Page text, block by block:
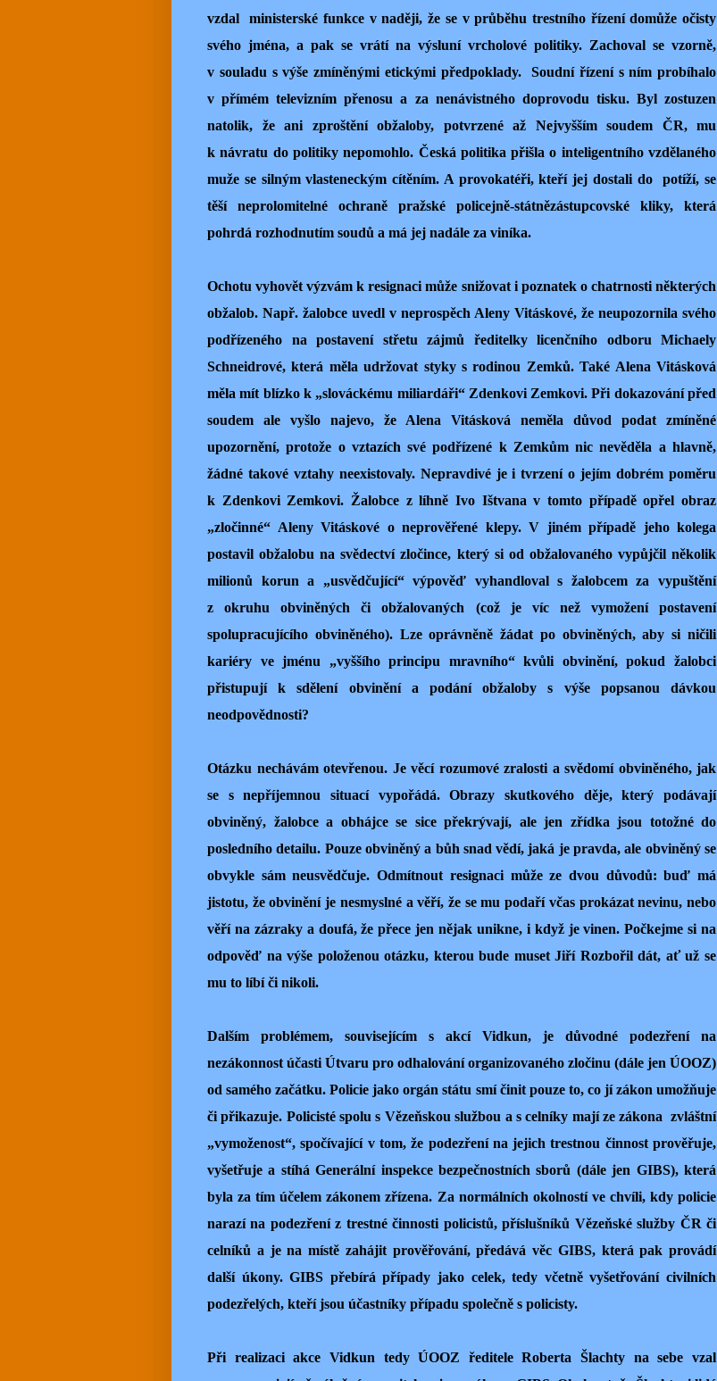
vzdal ministerské funkce v naději, že se v průběhu trestního řízení domůže očisty
svého jména, a pak se vrátí na výsluní vrcholové politiky. Zachoval se vzorně,
v souladu s výše zmíněnými etickými předpoklady. Soudní řízení s ním probíhalo
v přímém televizním přenosu a za nenávistného doprovodu tisku. Byl zostuzen
natolik, že ani zproštění obžaloby, potvrzené až Nejvyšším soudem ČR, mu
k návratu do politiky nepomohlo. Česká politika přišla o inteligentního vzdělaného
muže se silným vlasteneckým cítěním. A provokatéři, kteří jej dostali do potíží, se
těší neprolomitelné ochraně pražské policejně-státnězástupcovské kliky, která
pohrdá rozhodnutím soudů a má jej nadále za viníka.
Ochotu vyhovět výzvám k resignaci může snižovat i poznatek o chatrnosti některých
obžalob. Např. žalobce uvedl v neprospěch Aleny Vitáskové, že neupozornila svého
podřízeného na postavení střetu zájmů ředitelky licenčního odboru Michaely
Schneidrové, která měla udržovat styky s rodinou Zemků. Také Alena Vitásková
měla mít blízko k „slováckému miliardáři“ Zdenkovi Zemkovi. Při dokazování před
soudem ale vyšlo najevo, že Alena Vitásková neměla důvod podat zmíněné
upozornění, protože o vztazích své podřízené k Zemkům nic nevěděla a hlavně,
žádné takové vztahy neexistovaly. Nepravdivé je i tvrzení o jejím dobrém poměru
k Zdenkovi Zemkovi. Žalobce z líhně Ivo Ištvana v tomto případě opřel obraz
„zločinné“ Aleny Vitáskové o neprověřené klepy. V jiném případě jeho kolega
postavil obžalobu na svědectví zločince, který si od obžalovaného vypůjčil několik
milionů korun a „usvědčující“ výpověď vyhandloval s žalobcem za vypuštění
z okruhu obviněných či obžalovaných (což je víc než vymožení postavení
spolupracujícího obviněného). Lze oprávněně žádat po obviněných, aby si ničili
kariéry ve jménu „vyššího principu mravního“ kvůli obvinění, pokud žalobci
přistupují k sdělení obvinění a podání obžaloby s výše popsanou dávkou
neodpovědnosti?
Otázku nechávám otevřenou. Je věcí rozumové zralosti a svědomí obviněného, jak
se s nepříjemnou situací vypořádá. Obrazy skutkového děje, který podávají
obviněný, žalobce a obhájce se sice překrývají, ale jen zřídka jsou totožné do
posledního detailu. Pouze obviněný a bůh snad vědí, jaká je pravda, ale obviněný se
obvykle sám neusvědčuje. Odmítnout resignaci může ze dvou důvodů: buď má
jistotu, že obvinění je nesmyslné a věří, že se mu podaří včas prokázat nevinu, nebo
věří na zázraky a doufá, že přece jen nějak unikne, i když je vinen. Počkejme si na
odpověď na výše položenou otázku, kterou bude muset Jiří Rozbořil dát, ať už se
mu to líbí či nikoli.
Dalším problémem, souvisejícím s akcí Vidkun, je důvodné podezření na
nezákonnost účasti Útvaru pro odhalování organizovaného zločinu (dále jen ÚOOZ)
od samého začátku. Policie jako orgán státu smí činit pouze to, co jí zákon umožňuje
či přikazuje. Policisté spolu s Vězeňskou službou a s celníky mají ze zákona zvláštní
„vymoženost“, spočívající v tom, že podezření na jejich trestnou činnost prověřuje,
vyšetřuje a stíhá Generální inspekce bezpečnostních sborů (dále jen GIBS), která
byla za tím účelem zákonem zřízena. Za normálních okolností ve chvíli, kdy policie
narazí na podezření z trestné činnosti policistů, příslušníků Vězeňské služby ČR či
celníků a je na místě zahájit prověřování, předává věc GIBS, která pak provádí
další úkony. GIBS přebírá případy jako celek, tedy včetně vyšetřování civilních
podezřelých, kteří jsou účastníky případu společně s policisty.
Při realizaci akce Vidkun tedy ÚOOZ ředitele Roberta Šlachty na sebe vzal